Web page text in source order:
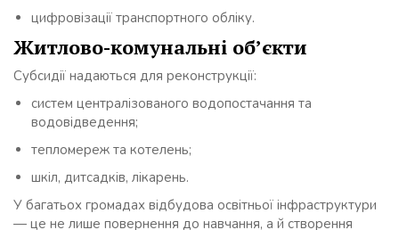
цифровізації транспортного обліку.
Житлово-комунальні об’єкти
Субсидії надаються для реконструкції:
систем централізованого водопостачання та
водовідведення;
тепломереж та котелень;
шкіл, дитсадків, лікарень.
У багатьох громадах відбудова освітньої інфраструктури
— це не лише повернення до навчання, а й створення